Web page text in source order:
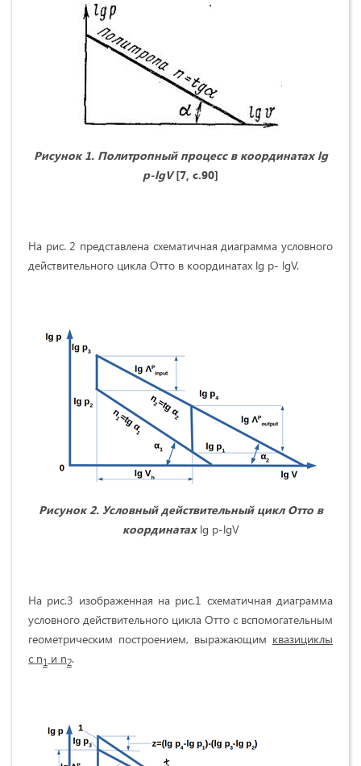
Рисунок 1. Политропный процесс в координатах lg
p-lgV [7, с.90]
На рис. 2 представлена схематичная диаграмма условного
действительного цикла Отто в координатах lg p- lgV.
Рисунок 2. Условный действительный цикл Отто в
координатахlg p-lgV
На рис.3 изображенная на рис.1 схематичная диаграмма
условного действительного цикла Отто с вспомогательным
геометрическим построением, выражающим квазициклы
с n1 и n2.